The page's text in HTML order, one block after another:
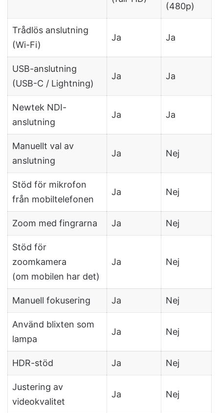
(480p)
Trådlös anslutning
(Wi-Fi)
Ja Ja
USB-anslutning
(USB-C / Lightning)
Ja Ja
Newtek NDI-
anslutning
Ja Ja
Manuellt val av
anslutning
Ja Nej
Stöd för mikrofon
från mobiltelefonen
Ja Nej
Zoom med fingrarna Ja Nej
Stöd för
zoomkamera
(om mobilen har det)
Ja Nej
Manuell fokusering Ja Nej
Använd blixten som
lampa
Ja Nej
HDR-stöd Ja Nej
Justering av
videokvalitet
Ja Nej